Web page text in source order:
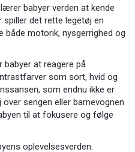
babyer verden at kende
det rette legetøj en
motorik, nysgerrighed og
at reagere på
som sort, hvid og
som endnu ikke er
sengen eller barnevognen
til at fokusere og følge
oplevelsesverden.